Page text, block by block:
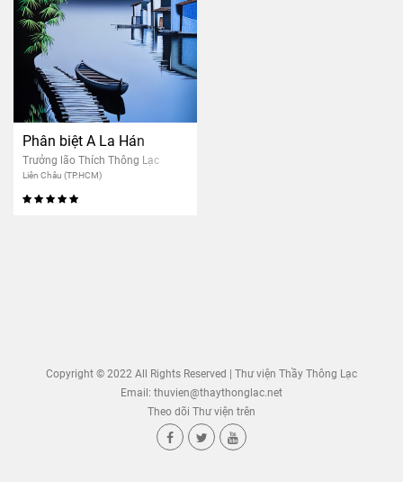
Phân biệt A La Hán
Trưởng lão Thích Thông Lạc
Liên Châu (TP.HCM)
Copyright © 2022 All Rights Reserved | Thư viện Thầy Thông Lạc
Email: thuvien@thaythonglac.net
Theo dõi Thư viện trên